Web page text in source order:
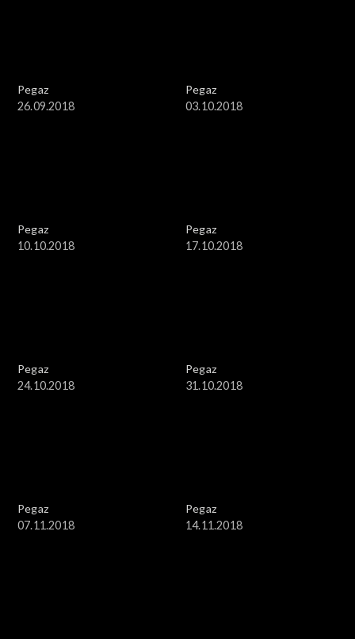
Pegaz
26.09.2018
Pegaz
03.10.2018
Pegaz
10.10.2018
Pegaz
17.10.2018
Pegaz
24.10.2018
Pegaz
31.10.2018
Pegaz
07.11.2018
Pegaz
14.11.2018